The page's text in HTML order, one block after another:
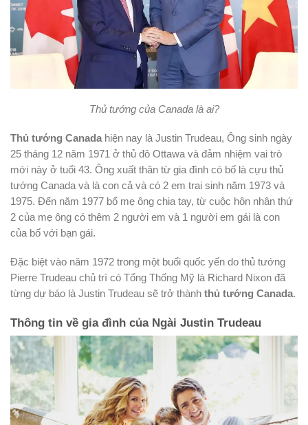
Thủ tướng của Canada là ai?
Thủ tướng Canada hiện nay là Justin Trudeau, Ông sinh ngày
25 tháng 12 năm 1971 ở thủ đô Ottawa và đảm nhiệm vai trò
mới này ở tuổi 43. Ông xuất thân từ gia đình có bố là cựu thủ
tướng Canada và là con cả và có 2 em trai sinh năm 1973 và
1975. Đến năm 1977 bố mẹ ông chia tay, từ cuộc hôn nhân thứ
2 của mẹ ông có thêm 2 người em và 1 người em gái là con
của bố với bạn gái.
Đặc biệt vào năm 1972 trong một buổi quốc yến do thủ tướng
Pierre Trudeau chủ trì có Tổng Thống Mỹ là Richard Nixon đã
từng dự báo là Justin Trudeau sẽ trở thành thủ tướng Canada.
Thông tin về gia đình của Ngài Justin Trudeau